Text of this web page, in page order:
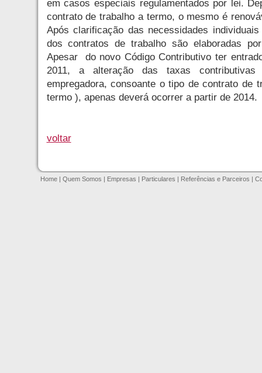
em casos especiais regulamentados por lei.
contrato de trabalho a termo, o mesmo é
Após clarificação das necessidades
dos contratos de trabalho são elaboradas
Apesar do novo Código Contributivo ter
2011, a alteração das taxas
empregadora, consoante o tipo de contrato de
termo ), apenas deverá ocorrer a partir de 2014.
voltar
Home| Quem Somos | Empresas | Particulares | Referências e Parceiros |